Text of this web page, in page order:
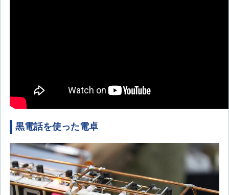
黒電話を使った電卓